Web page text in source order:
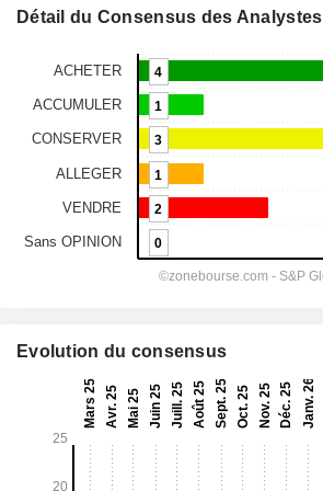
Détail du Consensus des Analystes
Evolution du consensus